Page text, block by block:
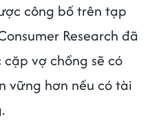
công bố trên tạp
Research đã
vợ chồng sẽ có
vững hơn nếu có tài